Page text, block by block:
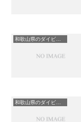
和歌山県のダイビングスポット・ポイント一覧
和歌山県のダイビングスポット・ポイント一覧